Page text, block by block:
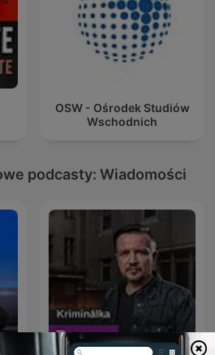
OSW - Ośrodek Studiów
Wschodnich
podcasty: Wiadomości